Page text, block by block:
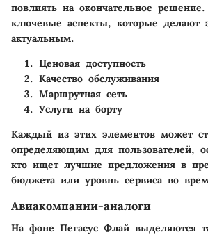
повлиять на окончательное
ключевые аспекты, которые делают
актуальным.
Ценовая доступность
Качество обслуживания
Маршрутная сеть
Услуги на борту
Каждый из этих элементов может
определяющим для пользователей,
кто ищет лучшие предложения в
бюджета или уровнь сервиса во
Авиакомпании-аналоги
На фоне Пегасус Флай выделяются